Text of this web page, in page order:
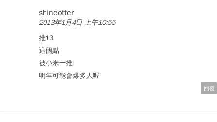
shineotter
2013年1月4日 上午10:55
推13
這個點
被小米一推
明年可能會爆多人喔
回覆